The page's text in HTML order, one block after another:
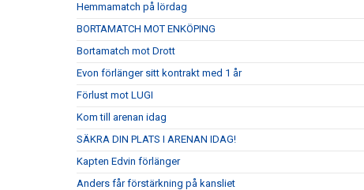
Hemmamatch på lördag
BORTAMATCH MOT ENKÖPING
Bortamatch mot Drott
Evon förlänger sitt kontrakt med 1 år
Förlust mot LUGI
Kom till arenan idag
SÄKRA DIN PLATS I ARENAN IDAG!
Kapten Edvin förlänger
Anders får förstärkning på kansliet